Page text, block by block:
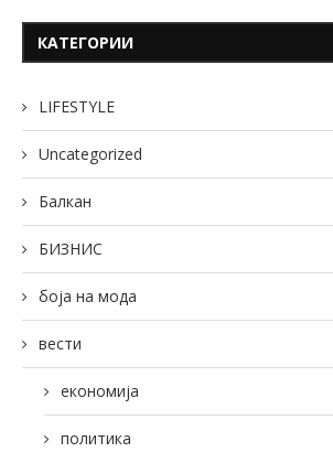
КАТЕГОРИИ
LIFESTYLE
Uncategorized
Балкан
БИЗНИС
боја на мода
вести
економија
политика